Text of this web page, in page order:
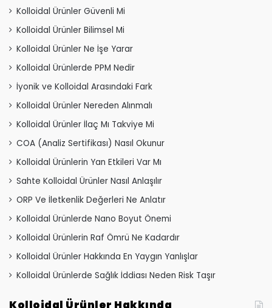
Kolloidal Ürünler Güvenli Mi
Kolloidal Ürünler Bilimsel Mi
Kolloidal Ürünler Ne İşe Yarar
Kolloidal Ürünlerde PPM Nedir
İyonik ve Kolloidal Arasındaki Fark
Kolloidal Ürünler Nereden Alınmalı
Kolloidal Ürünler İlaç Mı Takviye Mi
COA (Analiz Sertifikası) Nasıl Okunur
Kolloidal Ürünlerin Yan Etkileri Var Mı
Sahte Kolloidal Ürünler Nasıl Anlaşılır
ORP Ve İletkenlik Değerleri Ne Anlatır
Kolloidal Ürünlerde Nano Boyut Önemi
Kolloidal Ürünlerin Raf Ömrü Ne Kadardır
Kolloidal Ürünler Hakkında En Yaygın Yanlışlar
Kolloidal Ürünlerde Sağlık İddiası Neden Risk Taşır
Kolloidal Ürünler Hakkında